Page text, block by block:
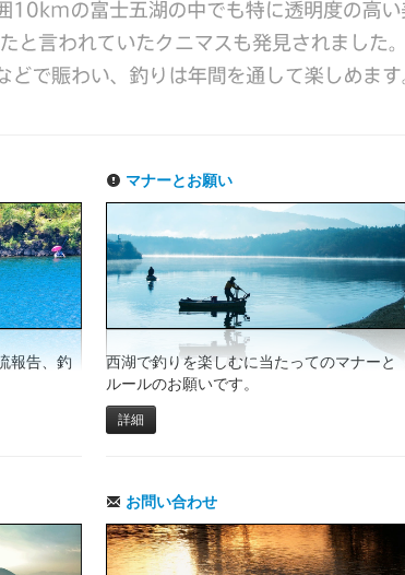
報告、釣
マナーとお願い
西湖で釣りを楽しむに当たってのマナーと
ルールのお願いです。
詳細
お問い合わせ